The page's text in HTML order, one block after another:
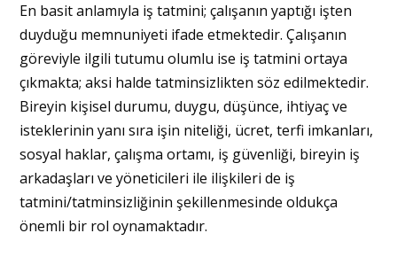
En basit anlamıyla iş tatmini; çalışanın yaptığı işten
duyduğu memnuniyeti ifade etmektedir. Çalışanın
göreviyle ilgili tutumu olumlu ise iş tatmini ortaya
çıkmakta; aksi halde tatminsizlikten söz edilmektedir.
Bireyin kişisel durumu, duygu, düşünce, ihtiyaç ve
isteklerinin yanı sıra işin niteliği, ücret, terfi imkanları,
sosyal haklar, çalışma ortamı, iş güvenliği, bireyin iş
arkadaşları ve yöneticileri ile ilişkileri de iş
tatmini/tatminsizliğinin şekillenmesinde oldukça
önemli bir rol oynamaktadır.